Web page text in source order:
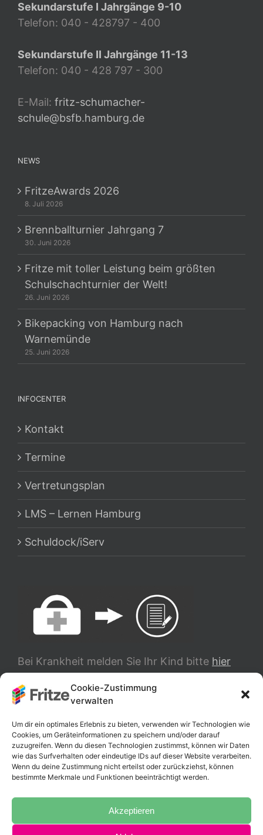
Cookie-Zustimmung
verwalten
Um dir ein optimales Erlebnis zu bieten, verwenden wir Technologien wie
Cookies, um Geräteinformationen zu speichern und/oder darauf
zuzugreifen. Wenn du diesen Technologien zustimmst, können wir Daten
wie das Surfverhalten oder eindeutige IDs auf dieser Website verarbeiten.
Wenn du deine Zustimmung nicht erteilst oder zurückziehst, können
bestimmte Merkmale und Funktionen beeinträchtigt werden.
Akzeptieren
Sekundarstufe I Jahrgänge 9-10
Telefon: 040 - 428797 - 400
Sekundarstufe II Jahrgänge 11-13
Telefon: 040 - 428 797 - 300
E-Mail: fritz-schumacher-
schule@bsfb.hamburg.de
NEWS
FritzeAwards 2026
8. Juli 2026
Brennballturnier Jahrgang 7
30. Juni 2026
Fritze mit toller Leistung beim größten
Schulschachturnier der Welt!
26. Juni 2026
Bikepacking von Hamburg nach
Warnemünde
25. Juni 2026
INFOCENTER
Kontakt
Termine
Vertretungsplan
LMS – Lernen Hamburg
Schuldock/iServ
Bei Krankheit melden Sie Ihr Kind bitte hier
TRANSLATE